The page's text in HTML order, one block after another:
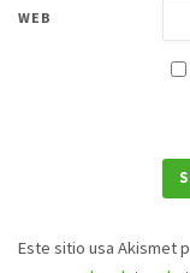
WEB
Este sitio usa Akismet